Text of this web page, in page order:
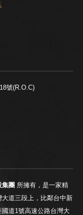
號(R.O.C)
集團 所擁有，是一家精
道三段上，比鄰台中新
道1號高速公路台灣大